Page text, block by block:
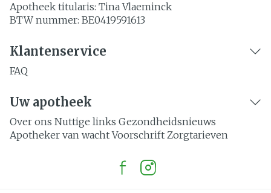
Apotheek titularis: Tina Vlaeminck
BTW nummer: BE0419591613
Klantenservice
FAQ
Uw apotheek
Over ons Nuttige links Gezondheidsnieuws
Apotheker van wacht Voorschrift Zorgtarieven